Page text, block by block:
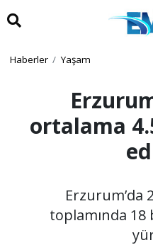
Haberler Yaşam
ortalama
Erzurum’da
toplamında 18